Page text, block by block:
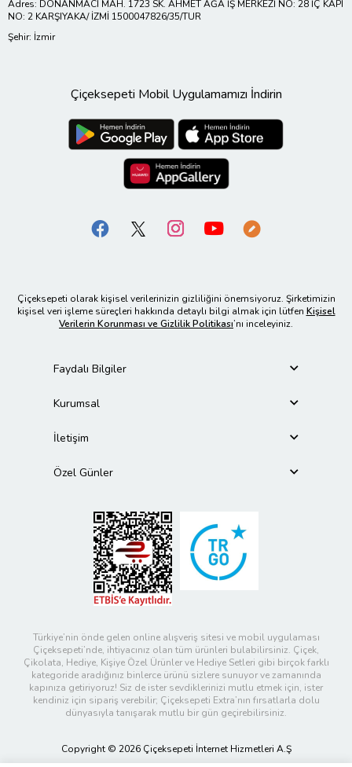
Adres: DONANMACI MAH. 1723 SK. AHMET AĞA İŞ MERKEZİ NO: 28 İÇ KAPI
NO: 2 KARŞIYAKA/ İZMİ 1500047826/35/TUR
Şehir: İzmir
Çiçeksepeti Mobil Uygulamamızı İndirin
Çiçeksepeti olarak kişisel verilerinizin gizliliğini önemsiyoruz. Şirketimizin
kişisel veri işleme süreçleri hakkında detaylı bilgi almak için lütfen Kişisel
Verilerin Korunması ve Gizlilik Politikası’nı inceleyiniz.
Faydalı Bilgiler
Kurumsal
İletişim
Özel Günler
Türkiye’nin önde gelen online alışveriş sitesi ve mobil uygulaması
Çiçeksepeti’nde, ihtiyacınız olan tüm ürünleri bulabilirsiniz. Çiçek,
Çikolata, Hediye, Kişiye Özel Ürünler ve Hediye Setleri gibi birçok farklı
kategoride aradığınız binlerce ürünü sizlere sunuyor ve zamanında
kapınıza getiriyoruz! Siz de ister sevdiklerinizi mutlu etmek için, ister
kendiniz için sipariş verebilir; Çiçeksepeti Extra’nın fırsatlarla dolu
dünyasıyla tanışarak mutlu bir gün geçirebilirsiniz.
Copyright © 2026 Çiçeksepeti İnternet Hizmetleri A.Ş